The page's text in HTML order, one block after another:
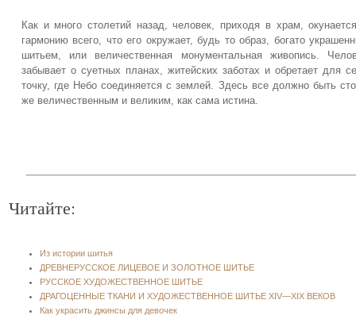
Как и много столетий назад, человек, приходя в храм,
гармонию всего, что его окружает, будь то образ, богато
шитьем, или величественная монументальная живопись.
забывает о суетных планах, житейских заботах и обретает для
точку, где Небо соединяется с землей. Здесь все должно быть
же величественным и великим, как сама истина.
Читайте:
Из истории шитья
ДРЕВНЕРУССКОЕ ЛИЦЕВОЕ И ЗОЛОТНОЕ ШИТЬЕ
РУССКОЕ ХУДОЖЕСТВЕННОЕ ШИТЬЕ
ДРАГОЦЕННЫЕ ТКАНИ И ХУДОЖЕСТВЕННОЕ ШИТЬЕ XIV—XIX ВЕКОВ
Как украсить джинсы для девочек